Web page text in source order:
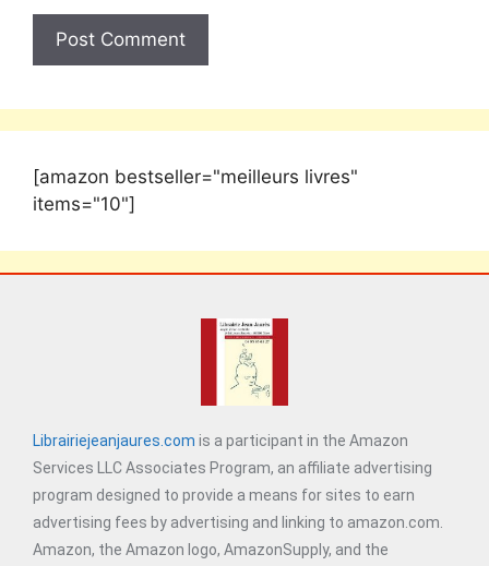
[amazon bestseller="meilleurs livres"
items="10"]
Librairiejeanjaures.com is a participant in the Amazon
Services LLC Associates Program, an affiliate advertising
program designed to provide a means for sites to earn
advertising fees by advertising and linking to amazon.com.
Amazon, the Amazon logo, AmazonSupply, and the